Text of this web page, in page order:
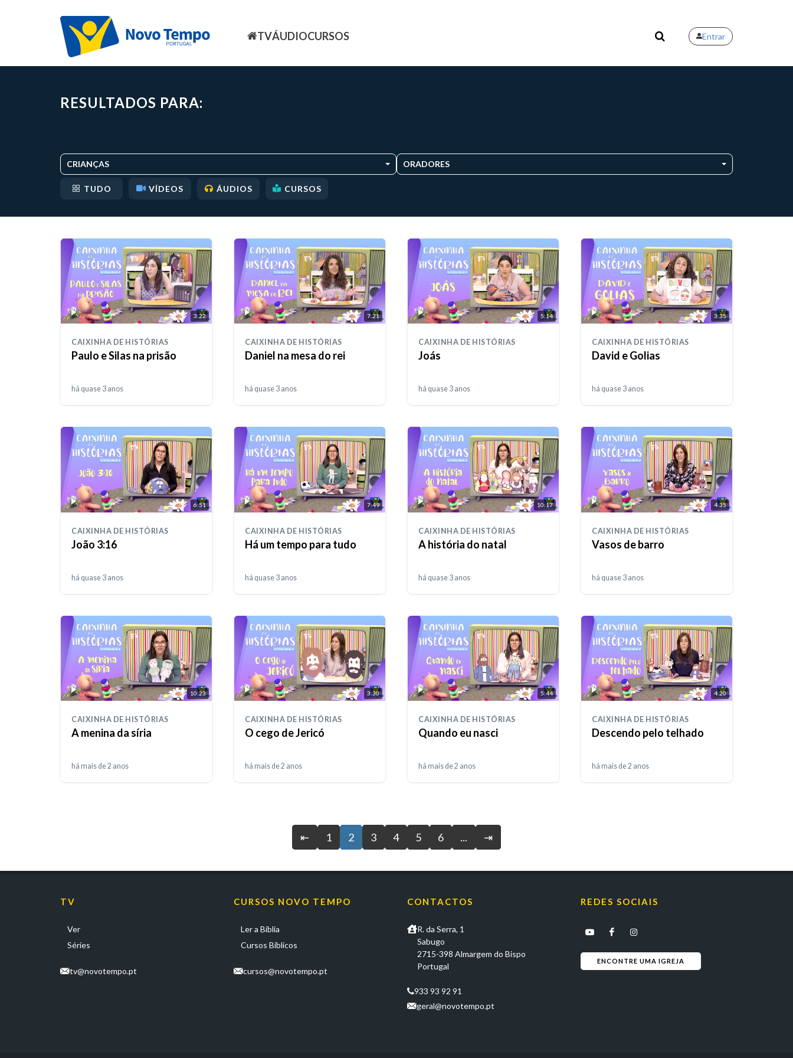
TVÁUDIOCURSOS Entrar
RESULTADOS PARA:
CRIANÇAS ORADORES
TUDO VÍDEOS ÁUDIOS CURSOS
3:22
CAIXINHA DE HISTÓRIAS
Paulo e Silas na prisão
há quase 3 anos
7:21
CAIXINHA DE HISTÓRIAS
Daniel na mesa do rei
há quase 3 anos
5:14
CAIXINHA DE HISTÓRIAS
Joás
há quase 3 anos
3:35
CAIXINHA DE HISTÓRIAS
David e Golias
há quase 3 anos
6:51
CAIXINHA DE HISTÓRIAS
João 3:16
há quase 3 anos
7:49
CAIXINHA DE HISTÓRIAS
Há um tempo para tudo
há quase 3 anos
10:17
CAIXINHA DE HISTÓRIAS
A história do natal
há quase 3 anos
4:35
CAIXINHA DE HISTÓRIAS
Vasos de barro
há quase 3 anos
10:23
CAIXINHA DE HISTÓRIAS
A menina da síria
há mais de 2 anos
3:30
CAIXINHA DE HISTÓRIAS
O cego de Jericó
há mais de 2 anos
5:44
CAIXINHA DE HISTÓRIAS
Quando eu nasci
há mais de 2 anos
4:20
CAIXINHA DE HISTÓRIAS
Descendo pelo telhado
há mais de 2 anos
⇤ 1 2 3 4 5 6 ... ⇥
TV
Ver
Séries
tv@novotempo.pt
CURSOS NOVO TEMPO
Ler a Bíblia
Cursos Bíblicos
cursos@novotempo.pt
CONTACTOS
R. da Serra, 1
Sabugo
2715-398 Almargem do Bispo
Portugal
933 93 92 91
geral@novotempo.pt
REDES SOCIAIS
ENCONTRE UMA IGREJA